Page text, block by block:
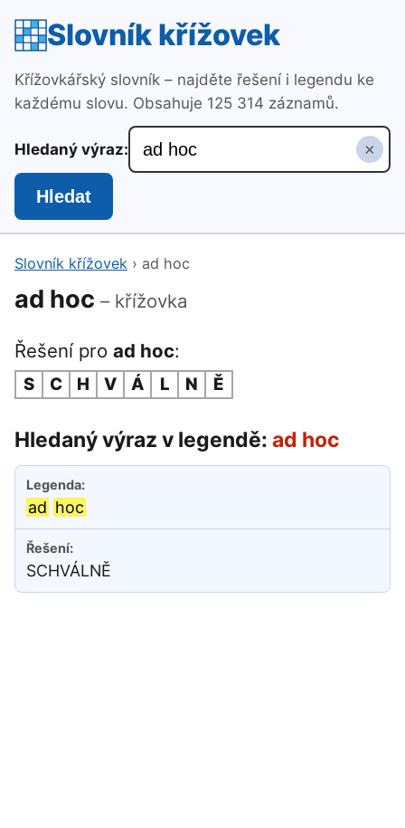
Slovník křížovek
Křížovkářský slovník – najděte řešení i legendu ke
každému slovu. Obsahuje 125 314 záznamů.
Hledaný výraz: ×
Hledat
Slovník křížovek › ad hoc
ad hoc – křížovka
Řešení pro ad hoc:
S C H V Á L N Ě
Hledaný výraz v legendě: ad hoc
ad hoc
SCHVÁLNĚ